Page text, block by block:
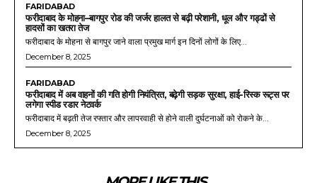
FARIDABAD
फरीदाबाद के मोहना–बागपुर रोड की जर्जर हालत से बढ़ी परेशानी, धूल और गड्ढों से
हादसों का खतरा तेज
फरीदाबाद के मोहना से बागपुर जाने वाला प्रमुख मार्ग इन दिनों लोगों के लिए...
December 8, 2025
FARIDABAD
फरीदाबाद में अब वाहनों की गति होगी नियंत्रित, बढ़ेगी सड़क सुरक्षा, हाई-रिस्क रूट्स पर
लगेगा स्पीड रडार नेटवर्क
फरीदाबाद में बढ़ती तेज रफ्तार और लापरवाही से होने वाली दुर्घटनाओं को रोकने के...
December 8, 2025